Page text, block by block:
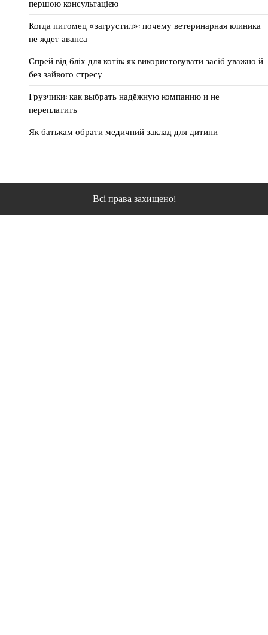
першою консультацією
Когда питомец «загрустил»: почему ветеринарная клиника
не ждет аванса
Спрей від бліх для котів: як використовувати засіб уважно й
без зайвого стресу
Грузчики: как выбрать надёжную компанию и не
переплатить
Як батькам обрати медичний заклад для дитини
Всі права захищено!